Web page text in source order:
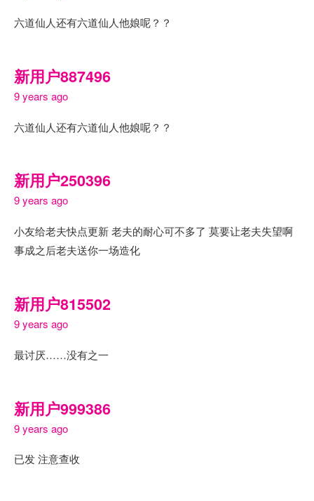
六道仙人还有六道仙人他娘呢？？
新用户887496
9 years ago
六道仙人还有六道仙人他娘呢？？
新用户250396
9 years ago
小友给老夫快点更新 老夫的耐心可不多了 莫要让老夫失望啊
事成之后老夫送你一场造化
新用户815502
9 years ago
最讨厌……没有之一
新用户999386
9 years ago
已发 注意查收